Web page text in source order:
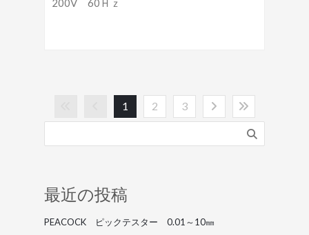
200V 60Ｈｚ
1 2 3
最近の投稿
PEACOCK ピックテスター 0.01～10㎜